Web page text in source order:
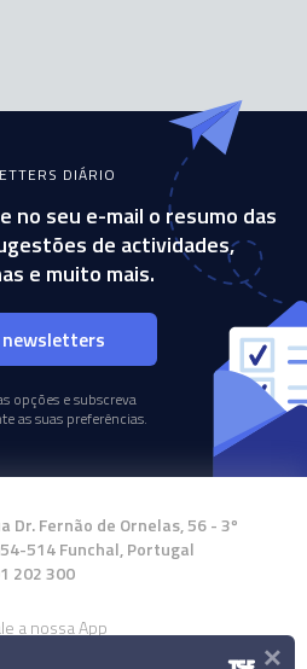
DIÁRIO
no seu e-mail o resumo das
de actividades,
e muito mais.
opções e subscreva
as suas preferências.
Dr. Fernão de Ornelas, 56 - 3º
514 Funchal, Portugal
202 300
a nossa App ×